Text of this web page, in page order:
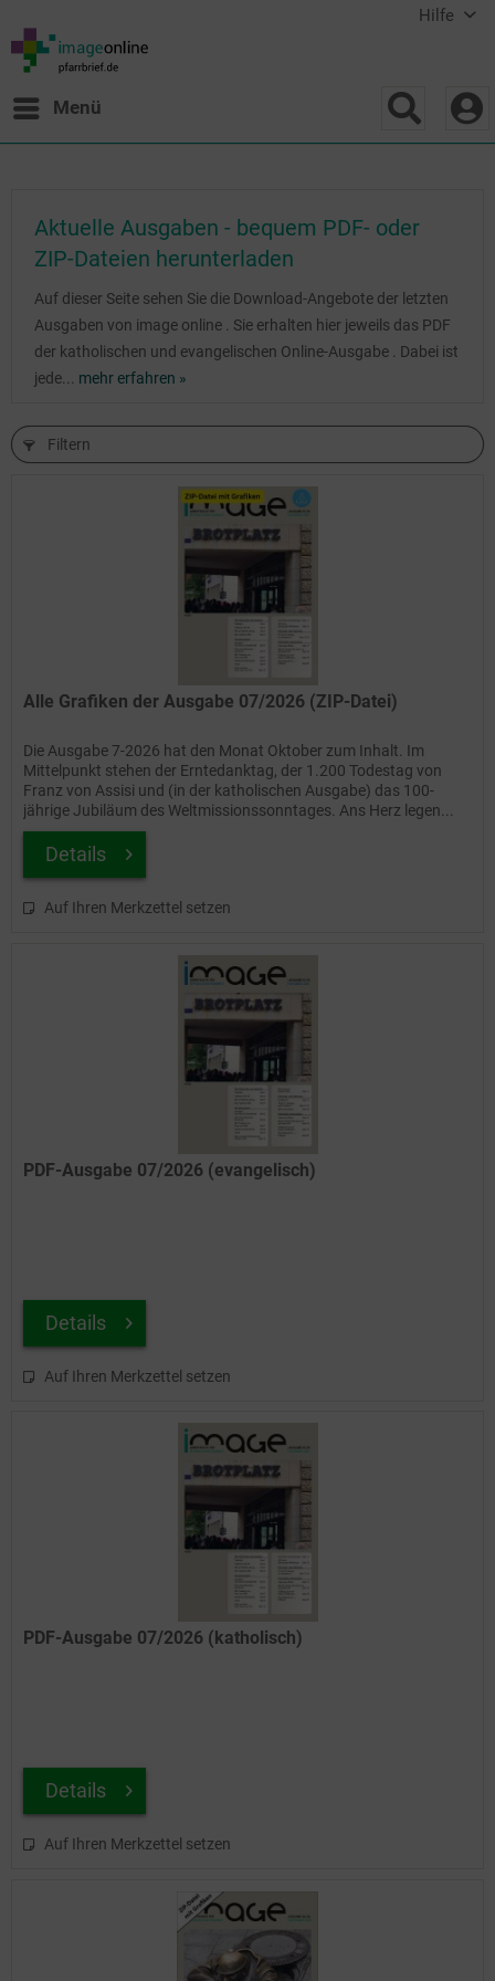
Hilfe
Menü
Aktuelle Ausgaben - bequem PDF- oder
ZIP-Dateien herunterladen
Auf dieser Seite sehen Sie die Download-Angebote der letzten
Ausgaben von image online . Sie erhalten hier jeweils das PDF
der katholischen und evangelischen Online-Ausgabe . Dabei ist
jede... mehr erfahren »
Filtern
Alle Grafiken der Ausgabe 07/2026 (ZIP-Datei)
Die Ausgabe 7-2026 hat den Monat Oktober zum Inhalt. Im
Mittelpunkt stehen der Erntedanktag, der 1.200 Todestag von
Franz von Assisi und (in der katholischen Ausgabe) das 100-
jährige Jubiläum des Weltmissionssonntages. Ans Herz legen...
Details
Auf Ihren Merkzettel setzen
PDF-Ausgabe 07/2026 (evangelisch)
Details
Auf Ihren Merkzettel setzen
PDF-Ausgabe 07/2026 (katholisch)
Details
Auf Ihren Merkzettel setzen